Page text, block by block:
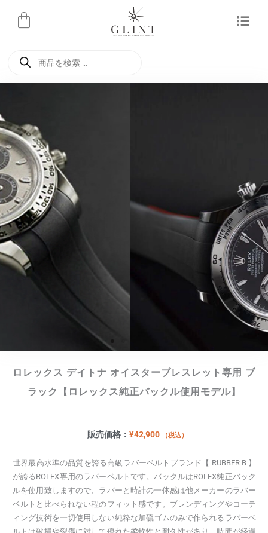
ッ
ロレックス デイトナ オイスターブレスレット専用 ブ
ラック【ロレックス純正バックル使用モデル】
販売価格： ¥42,900 （税込）
世界最高水準の品質を誇る高級ラバーベルトブランド【 RUBBER B 】
が誇るROLEX専用のラバーベルトです。バックルはROLEX純正バック
ルを使用致しますので、ラバーと時計の一体感は他メーカーのラバー
ベルトと比べられない程のフィット感です。ブレンディングやコーテ
ィング技術を一切使用しない純粋な加硫ゴムのみで作られるラバーベ